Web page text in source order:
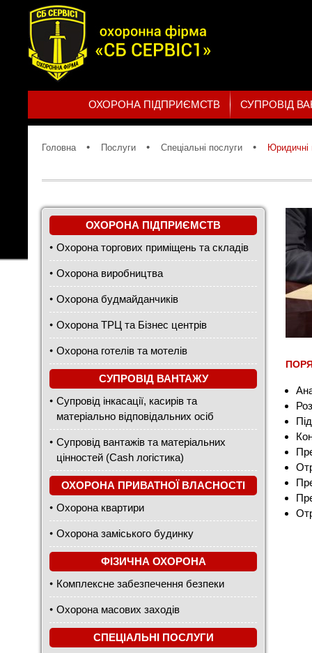
ОХОРОНА ПІДПРИЄМСТВ СУПРОВІД
Головна Послуги Спеціальні послуги Юридичні
ОХОРОНА ПІДПРИЄМСТВ
Охорона торгових приміщень та складів
Охорона виробництва
Охорона будмайданчиків
Охорона ТРЦ та Бізнес центрів
Охорона готелів та мотелів
СУПРОВІД ВАНТАЖУ
Супровід інкасації, касирів та
матеріально відповідальних осіб
Супровід вантажів та матеріальних
цінностей (Cash логістика)
ОХОРОНА ПРИВАТНОЇ ВЛАСНОСТІ
Охорона квартири
Охорона заміського будинку
ФІЗИЧНА ОХОРОНА
Комплексне забезпечення безпеки
Охорона масових заходів
СПЕЦІАЛЬНІ ПОСЛУГИ